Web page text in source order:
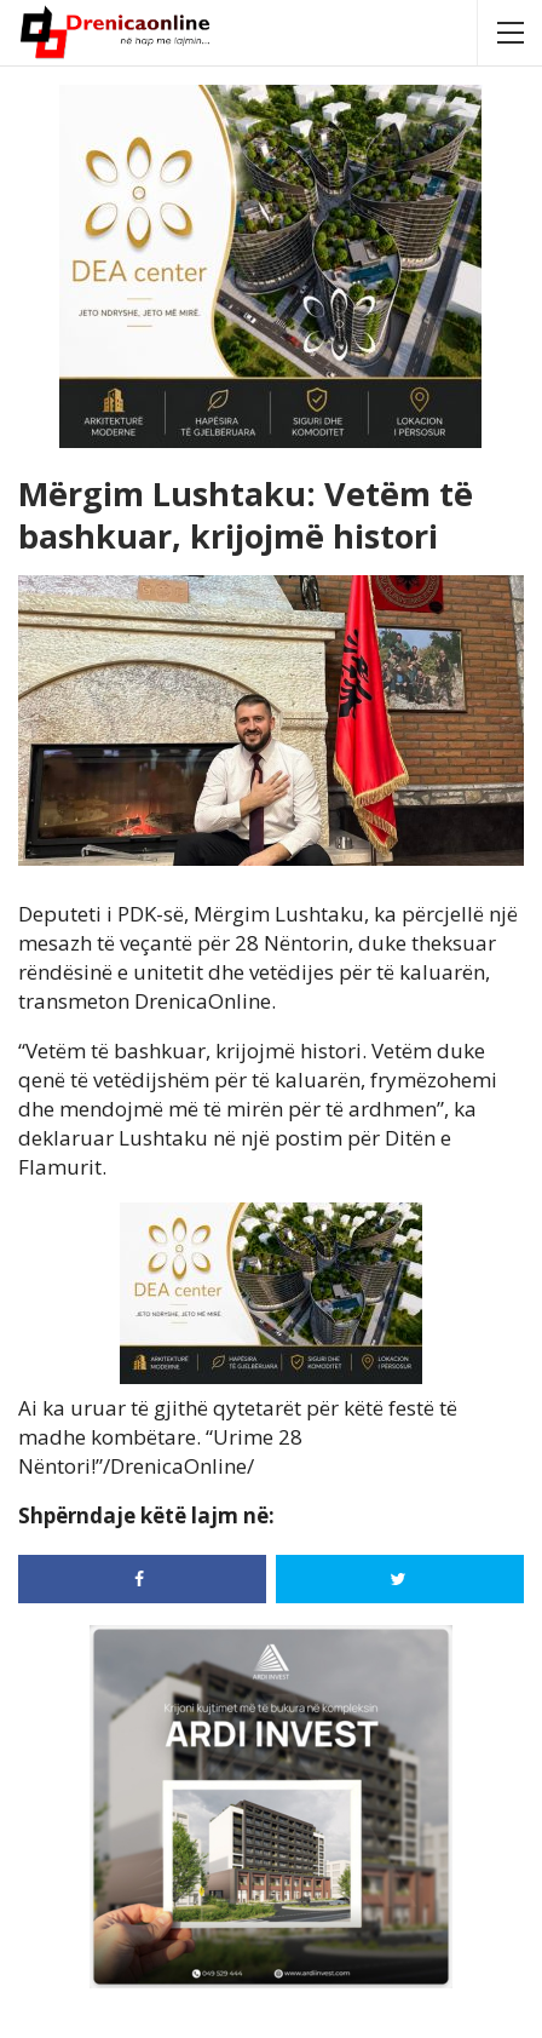
Mërgim Lushtaku: Vetëm të
bashkuar, krijojmë histori
Deputeti i PDK-së, Mërgim Lushtaku, ka përcjellë një
mesazh të veçantë për 28 Nëntorin, duke theksuar
rëndësinë e unitetit dhe vetëdijes për të kaluarën,
transmeton DrenicaOnline.
“Vetëm të bashkuar, krijojmë histori. Vetëm duke
qenë të vetëdijshëm për të kaluarën, frymëzohemi
dhe mendojmë më të mirën për të ardhmen”, ka
deklaruar Lushtaku në një postim për Ditën e
Flamurit.
Ai ka uruar të gjithë qytetarët për këtë festë të
madhe kombëtare. “Urime 28
Nëntori!”/DrenicaOnline/
Shpërndaje këtë lajm në: